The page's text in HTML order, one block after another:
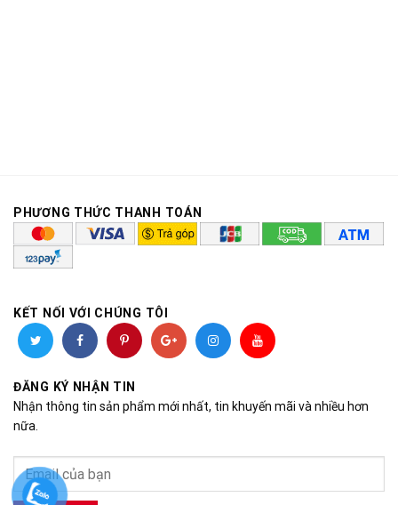
PHƯƠNG THỨC THANH TOÁN
KẾT NỐI VỚI CHÚNG TÔI
ĐĂNG KÝ NHẬN TIN
Nhận thông tin sản phẩm mới nhất, tin khuyến mãi và nhiều hơn
nữa.